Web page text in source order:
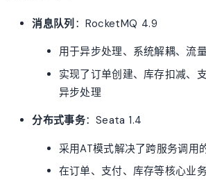
消息队列 ：RocketMQ 4.9
用于异步处理、系统解耦、流
实现了订单创建、库存扣减、
异步处理
分布式事务：Seata 1.4
采用AT模式解决了跨服务调用
在订单、支付、库存等核心业